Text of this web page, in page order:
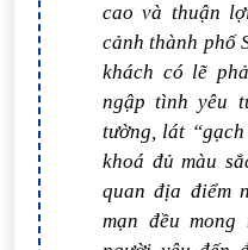
cao và thuận
cảnh thành phố
khách có lẽ
ngập tình yêu
tường, lát
khoá đủ màu
quan địa điểm
mạn đều